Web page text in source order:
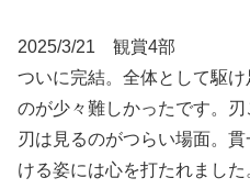
2025/3/21 観賞4部
ついに完結。全体として駆
のが少々難しかったです。
刃は見るのがつらい場面。
ける姿には心を打たれました